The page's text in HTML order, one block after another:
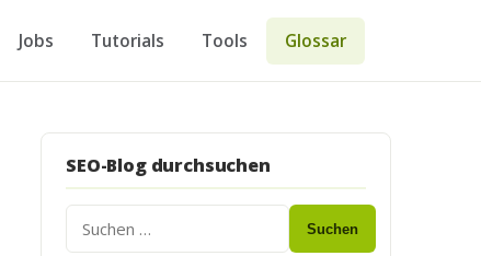
Jobs Tutorials Tools Glossar
SEO-Blog durchsuchen
Suchen